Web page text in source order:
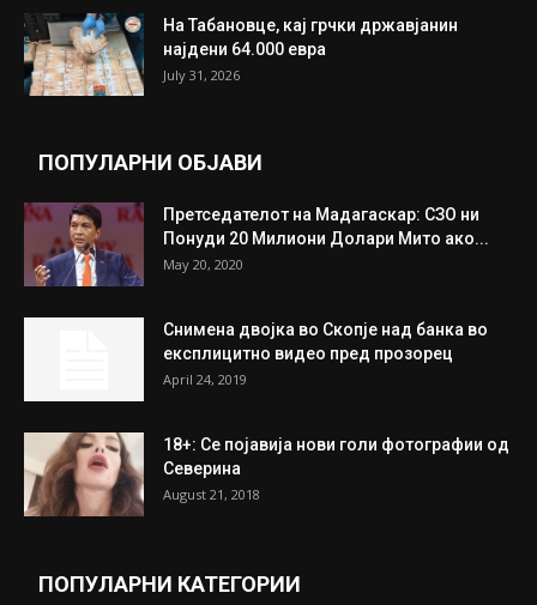
На Табановце, кај грчки државјанин
најдени 64.000 евра
July 31, 2026
ПОПУЛАРНИ ОБЈАВИ
Претседателот на Мадагаскар: СЗО ни
Понуди 20 Милиони Долари Мито ако...
May 20, 2020
Снимена двојка во Скопје над банка во
експлицитно видео пред прозорец
April 24, 2019
18+: Се појавија нови голи фотографии од
Северина
August 21, 2018
ПОПУЛАРНИ КАТЕГОРИИ